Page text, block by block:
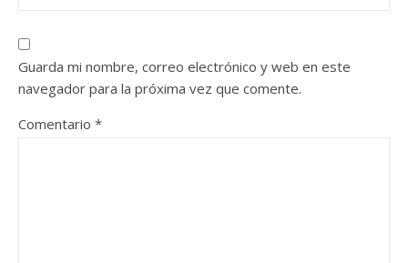
Guarda mi nombre, correo electrónico y web en este
navegador para la próxima vez que comente.
Comentario *